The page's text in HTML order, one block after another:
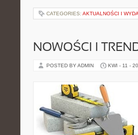
CATEGORIES: AKTUALNOŚCI I
NOWOŚCI I
POSTED BY ADMIN KWI - 11 -